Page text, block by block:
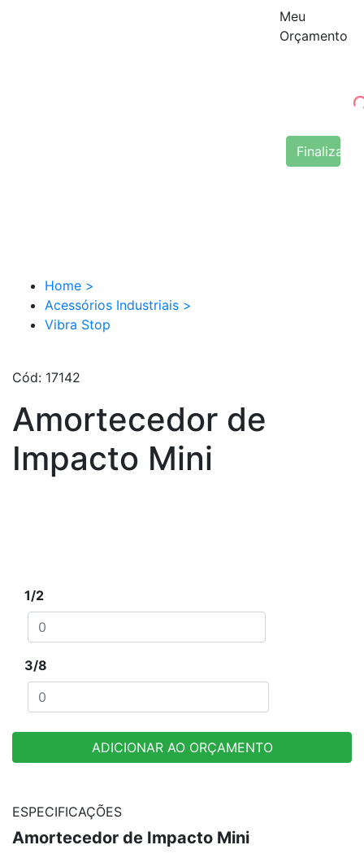
Meu
Orçamento
Finalizar
Home >
Acessórios Industriais >
Vibra Stop
Cód: 17142
Amortecedor de
Impacto Mini
1/2
3/8
ADICIONAR AO ORÇAMENTO
ESPECIFICAÇÕES
Amortecedor de Impacto Mini